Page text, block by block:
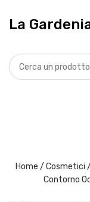
La
Home / Cosmetici /
Contorno